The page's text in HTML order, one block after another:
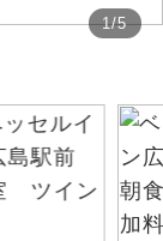
1/5
る文化遺産や自
す。
ースです。
スです。